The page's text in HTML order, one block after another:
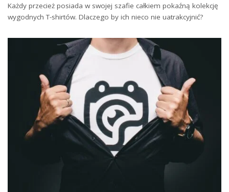
Każdy przecież posiada w swojej szafie całkiem pokaźną kolekcję
wygodnych T-shirtów. Dlaczego by ich nieco nie uatrakcyjnić?